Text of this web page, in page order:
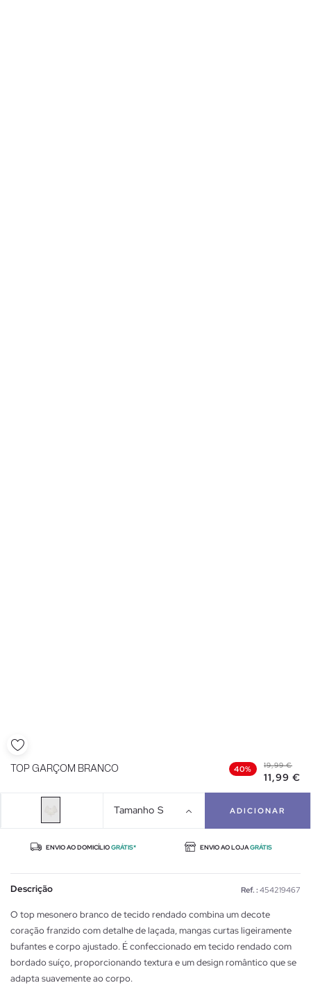
TOP GARÇOM BRANCO 40% 19,99 €
11,99 €
Tamanho S ADICIONAR
ENVIO AO DOMICÍLIOGRÁTIS* ENVIO AO LOJAGRÁTIS
Descrição Ref. : 454219467
O top mesonero branco de tecido rendado combina um decote
coração franzido com detalhe de laçada, mangas curtas ligeiramente
bufantes e corpo ajustado. É confeccionado em tecido rendado com
bordado suíço, proporcionando textura e um design romântico que se
adapta suavemente ao corpo.